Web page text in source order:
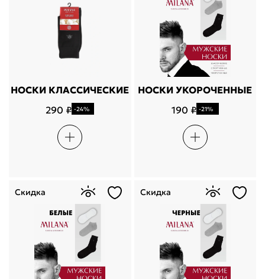
НОСКИ КЛАССИЧЕСКИЕ
290 ₽ -24%
НОСКИ УКОРОЧЕННЫЕ
190 ₽ -21%
Скидка Скидка
Телефон / Telegram
персональных данных